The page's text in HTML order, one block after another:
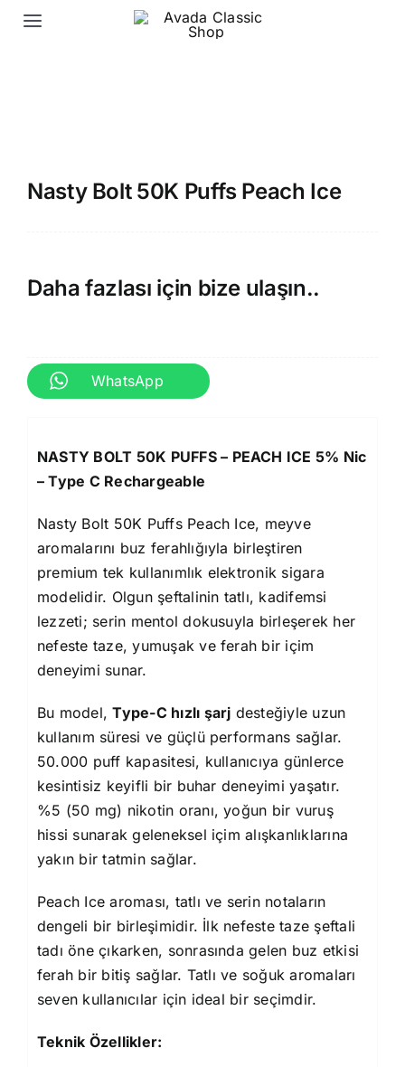
Skip
Toggle
Elektronik Sigara Puff
Nasty Bolt 50K Puffs Peach Ice
Daha fazlası için bize ulaşın..
WhatsApp
NASTY BOLT 50K PUFFS – PEACH ICE 5% Nic
– Type C Rechargeable
Nasty Bolt 50K Puffs Peach Ice, meyve
aromalarını buz ferahlığıyla birleştiren
premium tek kullanımlık elektronik sigara
modelidir. Olgun şeftalinin tatlı, kadifemsi
lezzeti; serin mentol dokusuyla birleşerek her
nefeste taze, yumuşak ve ferah bir içim
deneyimi sunar.
Bu model,Type-C hızlı şarj desteğiyle uzun
kullanım süresi ve güçlü performans sağlar.
50.000 puff kapasitesi, kullanıcıya günlerce
kesintisiz keyifli bir buhar deneyimi yaşatır.
%5 (50 mg) nikotin oranı, yoğun bir vuruş
hissi sunarak geleneksel içim alışkanlıklarına
yakın bir tatmin sağlar.
Peach Ice aroması, tatlı ve serin notaların
dengeli bir birleşimidir. İlk nefeste taze şeftali
tadı öne çıkarken, sonrasında gelen buz etkisi
ferah bir bitiş sağlar. Tatlı ve soğuk aromaları
seven kullanıcılar için ideal bir seçimdir.
Teknik Özellikler: